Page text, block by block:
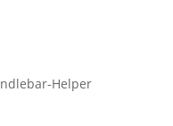
Helper